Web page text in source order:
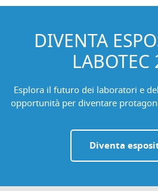
DIVENTA
LABOTEC
Esplora il futuro dei laboratori e
opportunità per diventare
Diventa